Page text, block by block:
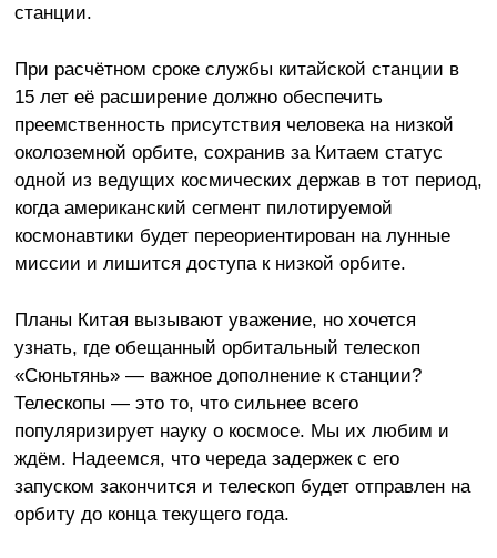
станции.
При расчётном сроке службы китайской станции в
15 лет её расширение должно обеспечить
преемственность присутствия человека на низкой
околоземной орбите, сохранив за Китаем статус
одной из ведущих космических держав в тот период,
когда американский сегмент пилотируемой
космонавтики будет переориентирован на лунные
миссии и лишится доступа к низкой орбите.
Планы Китая вызывают уважение, но хочется
узнать, где обещанный орбитальный телескоп
«Сюньтянь» — важное дополнение к станции?
Телескопы — это то, что сильнее всего
популяризирует науку о космосе. Мы их любим и
ждём. Надеемся, что череда задержек с его
запуском закончится и телескоп будет отправлен на
орбиту до конца текущего года.